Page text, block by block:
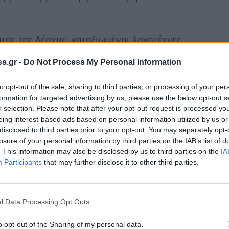
- Do Not Process My Personal Information
opt-out of the sale, sharing to third parties, or processing of your
for targeted advertising by us, please use the below opt-out
selection. Please note that after your opt-out request is processed
interest-based ads based on personal information utilized by us
to third parties prior to your opt-out. You may separately
of your personal information by third parties on the IAB’s list of
This information may also be disclosed by us to third parties on the
Participants that may further disclose it to other third parties.
Data Processing Opt Outs
opt-out of the Sharing of my personal data.
της Λέσχης, καταξιωμένοι λογοτέχνες
το δικό τους, άκρως γονιμοποιό
στο κοινό λογοτεχνικές συζητήσεις.
ο Γιάννης Καλπούζος, θα συναντηθεί
της Λέσχης, αλλά και σε μια ανοικτή
κοινό το νέο βιβλίο του.
Γερακίου με ιδιαίτερη χαρά σάς
με οικοδεσπότη τον Γιάννη Καλπούζο.
Σάββατο 27 Σεπτεμβρίου 2014, στις